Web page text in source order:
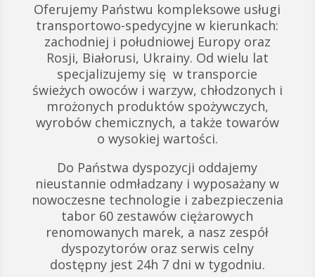
Oferujemy Państwu kompleksowe usługi
transportowo-spedycyjne w kierunkach:
zachodniej i południowej Europy oraz
Rosji, Białorusi, Ukrainy. Od wielu lat
specjalizujemy się w transporcie
świeżych owoców i warzyw, chłodzonych i
mrożonych produktów spożywczych,
wyrobów chemicznych, a także towarów
o wysokiej wartości.
Do Państwa dyspozycji oddajemy
nieustannie odmładzany i wyposażany w
nowoczesne technologie i zabezpieczenia
tabor 60 zestawów ciężarowych
renomowanych marek, a nasz zespół
dyspozytorów oraz serwis celny
dostępny jest 24h 7 dni w tygodniu.